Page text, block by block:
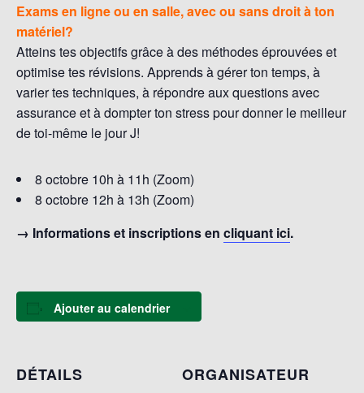
Exams en ligne ou en salle, avec ou sans droit à ton
matériel?
Atteins tes objectifs grâce à des méthodes éprouvées et
optimise tes révisions. Apprends à gérer ton temps, à
varier tes techniques, à répondre aux questions avec
assurance et à dompter ton stress pour donner le meilleur
de toi-même le jour J!
8 octobre 10h à 11h (Zoom)
8 octobre 12h à 13h (Zoom)
→ Informations et inscriptions en cliquant ici.
Ajouter au calendrier
DÉTAILS
ORGANISATEUR